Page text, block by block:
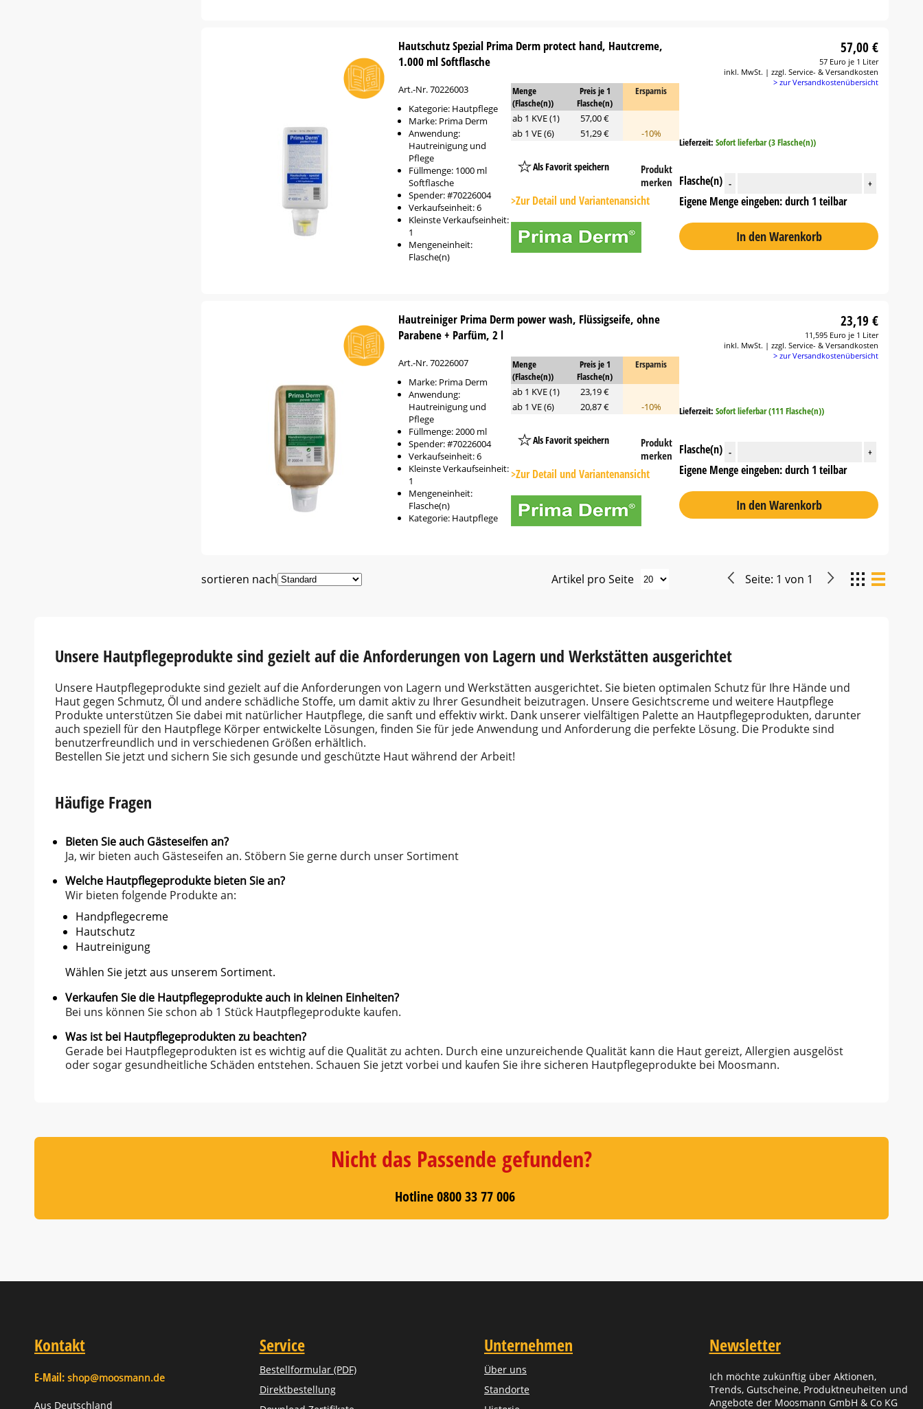
Hautschutz Spezial Prima Derm protect hand, Hautcreme,
1.000 ml Softflasche
Art.-Nr. 70226003
Kategorie: Hautpflege
Marke: Prima Derm
Anwendung:
Hautreinigung und
Pflege
Füllmenge: 1000 ml
Softflasche
Spender: #70226004
Verkaufseinheit: 6
Kleinste Verkaufseinheit:
1
Mengeneinheit:
Flasche(n)
Menge
(Flasche(n))
Preis je 1
Flasche(n)
Ersparnis
ab 1 KVE (1)
57,00 €
ab 1 VE (6)
51,29 € -10%
Als Favorit speichern
Button
Produkt
merken
>Zur Detail und Variantenansicht
57,00 €
57 Euro je 1 Liter
inkl. MwSt. | zzgl. Service- & Versandkosten
> zur Versandkostenübersicht
Lieferzeit: Sofort lieferbar (3 Flasche(n))
Flasche(n) - +
Eigene Menge eingeben: durch 1 teilbar
In den Warenkorb
Hautreiniger Prima Derm power wash, Flüssigseife, ohne
Parabene + Parfüm, 2 l
Art.-Nr. 70226007
Marke: Prima Derm
Anwendung:
Hautreinigung und
Pflege
Füllmenge: 2000 ml
Spender: #70226004
Verkaufseinheit: 6
Kleinste Verkaufseinheit:
1
Mengeneinheit:
Flasche(n)
Kategorie: Hautpflege
Menge
(Flasche(n))
Preis je 1
Flasche(n)
Ersparnis
ab 1 KVE (1)
23,19 €
ab 1 VE (6)
20,87 € -10%
Als Favorit speichern
Button
Produkt
merken
>Zur Detail und Variantenansicht
23,19 €
11,595 Euro je 1 Liter
inkl. MwSt. | zzgl. Service- & Versandkosten
> zur Versandkostenübersicht
Lieferzeit: Sofort lieferbar (111 Flasche(n))
Flasche(n) - +
Eigene Menge eingeben: durch 1 teilbar
In den Warenkorb
sortieren nach Artikel pro Seite Seite: 1 von 1
Unsere Hautpflegeprodukte sind gezielt auf die Anforderungen von Lagern und Werkstätten ausgerichtet
Unsere Hautpflegeprodukte sind gezielt auf die Anforderungen von Lagern und Werkstätten ausgerichtet. Sie bieten optimalen Schutz für Ihre Hände und
Haut gegen Schmutz, Öl und andere schädliche Stoffe, um damit aktiv zu Ihrer Gesundheit beizutragen. Unsere Gesichtscreme und weitere Hautpflege
Produkte unterstützen Sie dabei mit natürlicher Hautpflege, die sanft und effektiv wirkt. Dank unserer vielfältigen Palette an Hautpflegeprodukten, darunter
auch speziell für den Hautpflege Körper entwickelte Lösungen, finden Sie für jede Anwendung und Anforderung die perfekte Lösung. Die Produkte sind
benutzerfreundlich und in verschiedenen Größen erhältlich.
Bestellen Sie jetzt und sichern Sie sich gesunde und geschützte Haut während der Arbeit!
Häufige Fragen
Bieten Sie auch Gästeseifen an?
Ja, wir bieten auch Gästeseifen an. Stöbern Sie gerne durch unser Sortiment
Welche Hautpflegeprodukte bieten Sie an?
Wir bieten folgende Produkte an:
Handpflegecreme
Hautschutz
Hautreinigung
Wählen Sie jetzt aus unserem Sortiment.
Verkaufen Sie die Hautpflegeprodukte auch in kleinen Einheiten?
Bei uns können Sie schon ab 1 Stück Hautpflegeprodukte kaufen.
Was ist bei Hautpflegeprodukten zu beachten?
Gerade bei Hautpflegeprodukten ist es wichtig auf die Qualität zu achten. Durch eine unzureichende Qualität kann die Haut gereizt, Allergien ausgelöst
oder sogar gesundheitliche Schäden entstehen. Schauen Sie jetzt vorbei und kaufen Sie ihre sicheren Hautpflegeprodukte bei Moosmann.
Nicht das Passende gefunden?
Hotline 0800 33 77 006
Kontakt
E-Mail: shop@moosmann.de
Aus Deutschland
Service
Bestellformular (PDF)
Direktbestellung
Unternehmen
Über uns
Standorte
Newsletter
Ich möchte zukünftig über Aktionen,
Trends, Gutscheine, Produktneuheiten und
Angebote der Moosmann GmbH & Co KG